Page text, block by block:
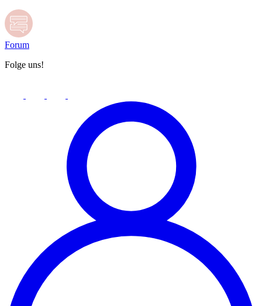
Forum
Folge uns!